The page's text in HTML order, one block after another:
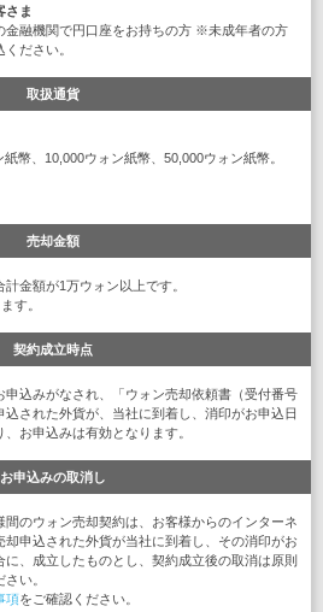
さま
融機関で円口座をお持ちの方 ※未成年者の方
ださい。
取扱通貨
幣、10,000ウォン紙幣、50,000ウォン紙幣。
売却金額
金額が1万ウォン以上です。
す。
契約成立時点
申込みがなされ、「ウォン売却依頼書（受付番号
された外貨が、当社に到着し、消印がお申込日
お申込みは有効となります。
お申込みの取消し
のウォン売却契約は、お客様からのインターネ
却申込された外貨が当社に到着し、その消印がお
、成立したものとし、契約成立後の取消は原則
い。
項をご確認ください。